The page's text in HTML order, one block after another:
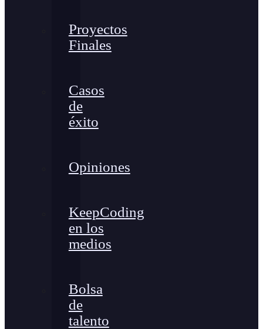
Proyectos
Finales
Casos
de
éxito
Opiniones
KeepCoding
en los
medios
Bolsa
de
talento